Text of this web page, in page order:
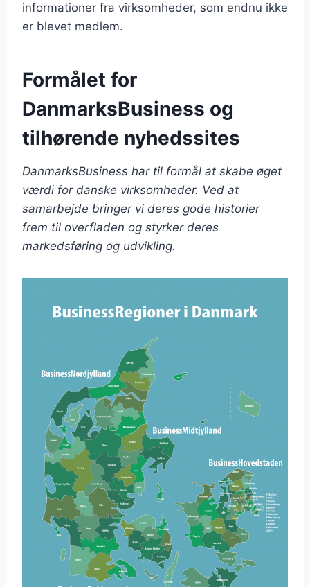
informationer fra virksomheder, som endnu ikke
er blevet medlem.
Formålet for
DanmarksBusiness og
tilhørende nyhedssites
DanmarksBusiness har til formål at skabe øget
værdi for danske virksomheder. Ved at
samarbejde bringer vi deres gode historier
frem til overfladen og styrker deres
markedsføring og udvikling.